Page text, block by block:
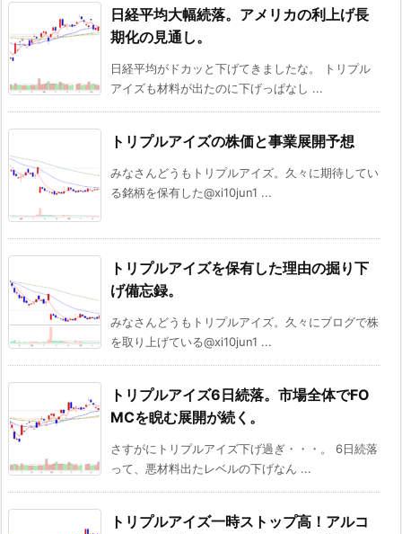
日経平均大幅続落。アメリカの利上げ長
期化の見通し。
日経平均がドカッと下げてきましたな。 トリプル
アイズも材料が出たのに下げっぱなし ...
トリプルアイズの株価と事業展開予想
みなさんどうもトリプルアイズ。久々に期待してい
る銘柄を保有した@xi10jun1 ...
トリプルアイズを保有した理由の掘り下
げ備忘録。
みなさんどうもトリプルアイズ。久々にブログで株
を取り上げている@xi10jun1 ...
トリプルアイズ6日続落。市場全体でFO
MCを睨む展開が続く。
さすがにトリプルアイズ下げ過ぎ・・・。 6日続落
って、悪材料出たレベルの下げなん ...
トリプルアイズ一時ストップ高！アルコ